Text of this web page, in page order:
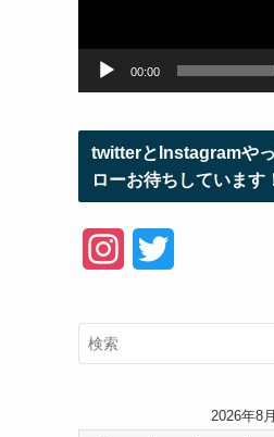
00:00
twitterとInstagramや
ローお待ちしています
2026年8月